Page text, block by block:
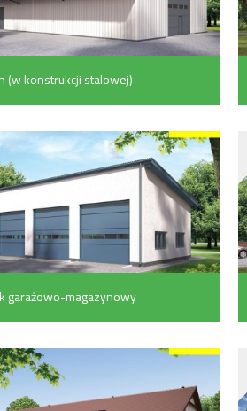
(w konstrukcji stalowej)
garażowo-magazynowy